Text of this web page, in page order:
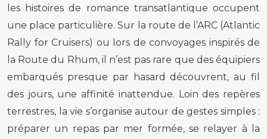
les histoires de romance transatlantique occupent
une place particulière. Sur la route de l’ARC (Atlantic
Rally for Cruisers) ou lors de convoyages inspirés de
la Route du Rhum, il n’est pas rare que des équipiers
embarqués presque par hasard découvrent, au fil
des jours, une affinité inattendue. Loin des repères
terrestres, la vie s’organise autour de gestes simples :
préparer un repas par mer formée, se relayer à la